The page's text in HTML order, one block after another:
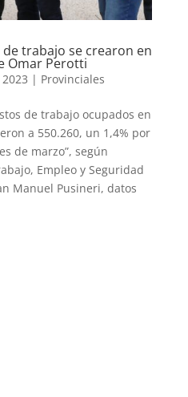
trabajo se crearon en
Omar Perotti
| Provinciales
de trabajo ocupados en
a 550.260, un 1,4% por
de marzo”, según
Empleo y Seguridad
Manuel Pusineri, datos